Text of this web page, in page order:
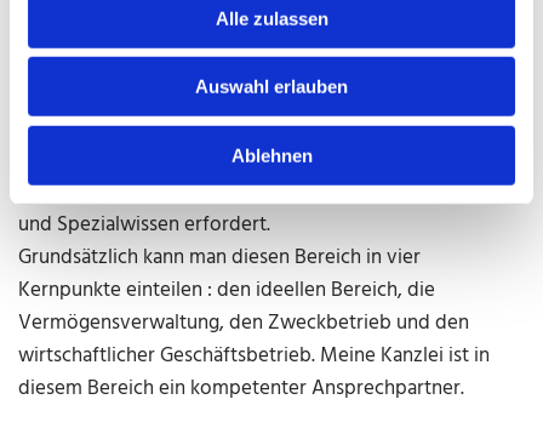
Alle zulassen
Auswahl erlauben
Ablehnen
maßgeschneiderte Lösungen.
Steuerberatung für Vereine - Ein Fall für sich
Steuerliche Beratung und Betreuung von Vereinen ist ein
eigenes Beratungsfeld, welches intensive Fortbildungen
und Spezialwissen erfordert.
Grundsätzlich kann man diesen Bereich in vier
Kernpunkte einteilen : den ideellen Bereich, die
Vermögensverwaltung, den Zweckbetrieb und den
wirtschaftlicher Geschäftsbetrieb. Meine Kanzlei ist in
diesem Bereich ein kompetenter Ansprechpartner.